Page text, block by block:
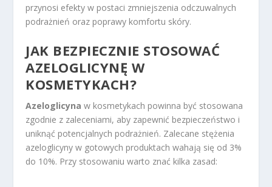
przynosi efekty w postaci zmniejszenia odczuwalnych
podrażnień oraz poprawy komfortu skóry.
JAK BEZPIECZNIE STOSOWAĆ
AZELOGLICYNĘ W
KOSMETYKACH?
Azeloglicyna w kosmetykach powinna być stosowana
zgodnie z zaleceniami, aby zapewnić bezpieczeństwo i
uniknąć potencjalnych podrażnień. Zalecane stężenia
azeloglicyny w gotowych produktach wahają się od 3%
do 10%. Przy stosowaniu warto znać kilka zasad: